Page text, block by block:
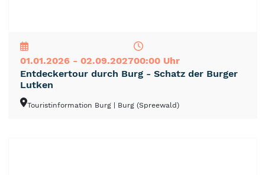
01.01.2026 - 02.09.202700:00 Uhr
Entdeckertour durch Burg - Schatz der Burger
Lutken
Touristinformation Burg | Burg (Spreewald)